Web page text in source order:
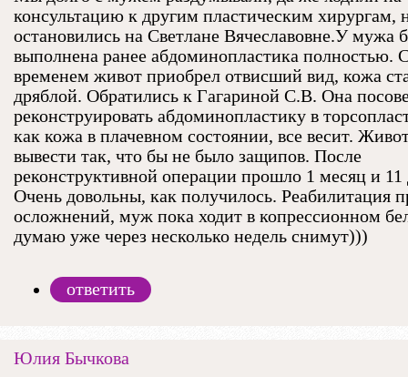
консультацию к другим пластическим хирургам,
остановились на Светлане Вячеславовне.У мужа
выполнена ранее абдоминопластика полностью.
временем живот приобрел отвисший вид, кожа
дряблой. Обратились к Гагариной С.В. Она
реконструировать абдоминопластику в
как кожа в плачевном состоянии, все весит.
вывести так, что бы не было защипов. После
реконструктивной операции прошло 1 месяц и 11
Очень довольны, как получилось. Реабилитация
осложнений, муж пока ходит в копрессионном
думаю уже через несколько недель снимут)))
ответить
Юлия Бычкова